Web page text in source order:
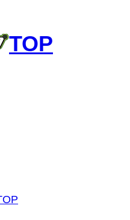
TOP